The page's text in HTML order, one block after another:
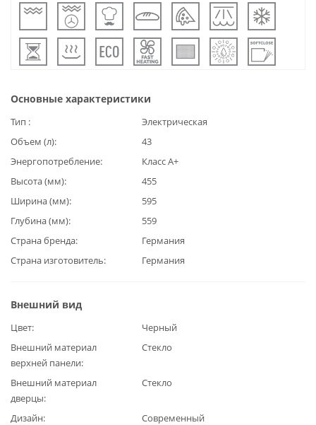
Основные характеристики
Тип
Электрическая
Объем (л)
43
Энергопотребление
Класс А+
Высота (мм)
455
Ширина (мм)
595
Глубина (мм)
559
Страна бренда
Германия
Страна изготовитель
Германия
Внешний вид
Цвет
Черный
Внешний материал
верхней панели
Стекло
Внешний материал
дверцы
Стекло
Дизайн
Современный